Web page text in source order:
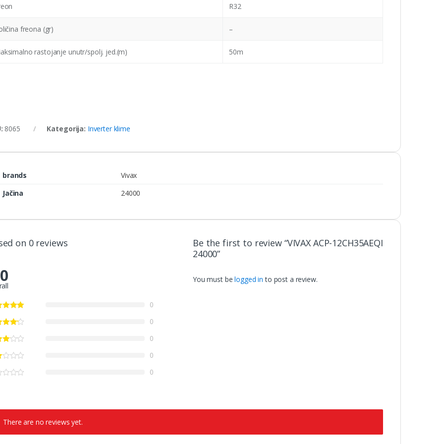
R32
freona (gr) –
rastojanje unutr/spolj. jed.(m) 50m
8065 Kategorija: Inverter klime
brands
Vivax
Jačina
24000
on 0 reviews
0
0
0
0
0
Be the first to review “VIVAX ACP-12CH35AEQI
24000”
You must belogged in to post a review.
There are no reviews yet.